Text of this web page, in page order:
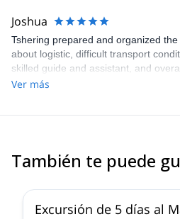
Joshua
Tshering prepared and organized
about logistic, difficult transport
skilled guide and assistant, and
control. A good communication and a
Ver más
También te puede
Excursión de 5 días al